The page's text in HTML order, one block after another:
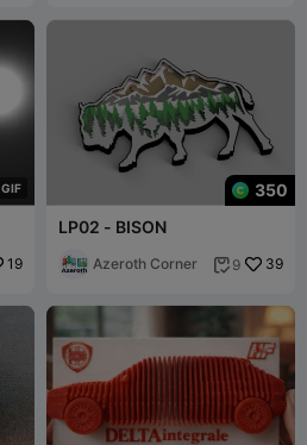
GIF
19
350
LP02 - BISON
Azeroth Corner  9 39